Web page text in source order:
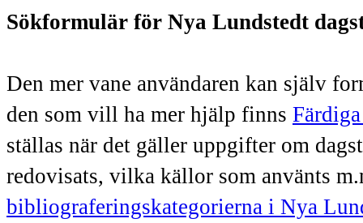
Sökformulär för Nya Lundstedt
Den mer vane användaren kan själv
den som vill ha mer hjälp finns
ställas när det gäller uppgifter om
redovisats, vilka källor som använts
bibliograferingskategorierna i Nya